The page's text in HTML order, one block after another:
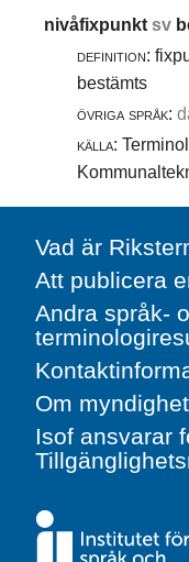
nivåfixpunktsv
definition:
bestämts
övriga språk:
källa:
Vad är
Att publicera
Andra språk-
Om
Isof ansvarar